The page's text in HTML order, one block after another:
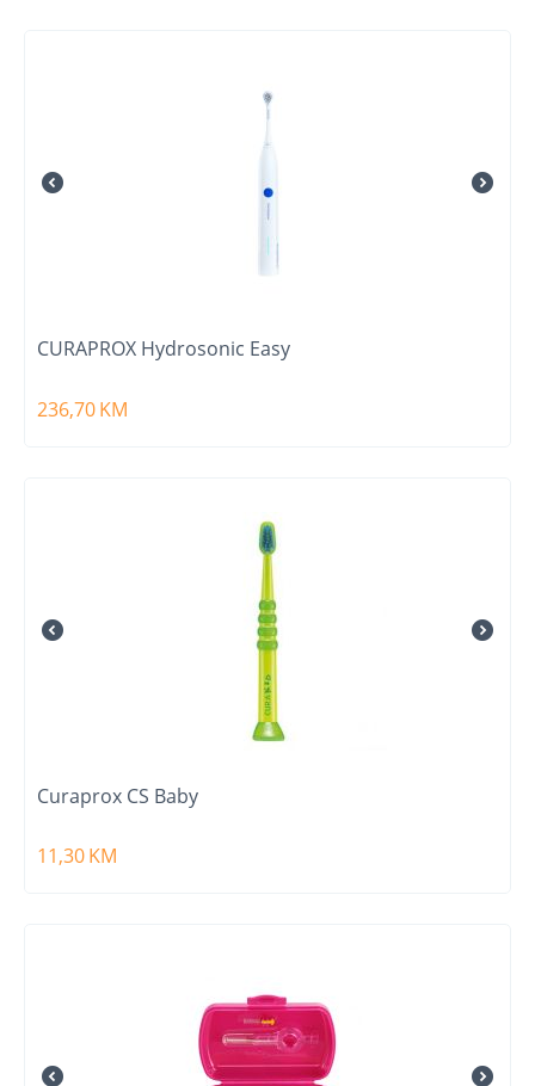
CURAPROX Hydrosonic Easy
236,70KM
Curaprox CS Baby
11,30KM